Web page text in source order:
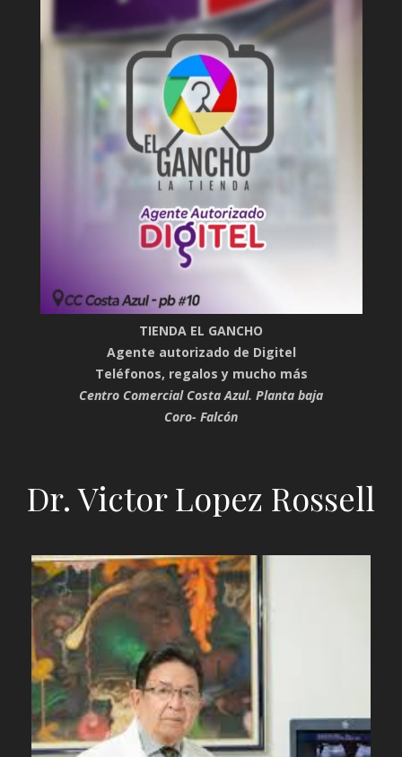
TIENDA EL GANCHO
Agente autorizado de Digitel
Teléfonos, regalos y mucho más
Centro Comercial Costa Azul. Planta baja
Coro- Falcón
Dr. Victor Lopez Rossell